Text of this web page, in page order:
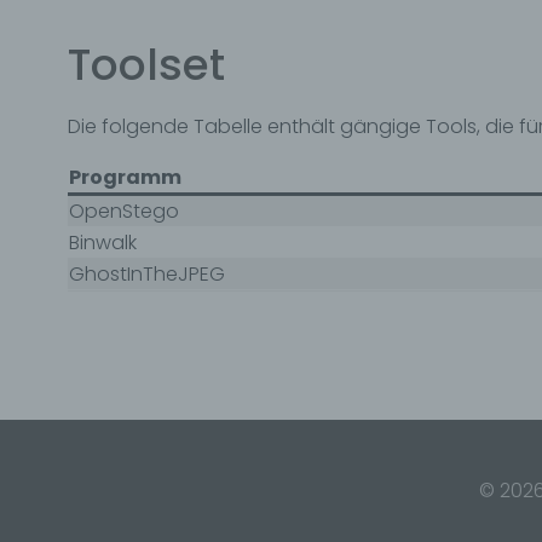
Toolset
Die folgende Tabelle enthält gängige Tools, die
Programm
OpenStego
Binwalk
GhostInTheJPEG
©
h)
oder